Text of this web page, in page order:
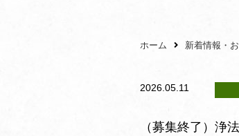
ホーム 新着情報・
2026.05.11
（募集終了）浄